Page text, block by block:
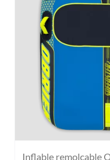
Inflable remolcable